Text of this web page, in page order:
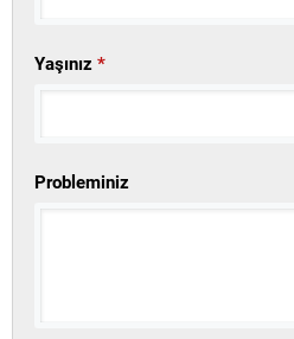
Yaşınız *
Probleminiz